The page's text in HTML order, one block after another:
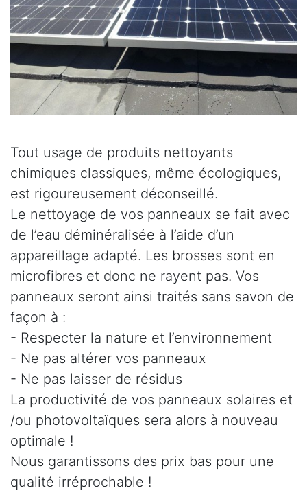
Tout usage de produits nettoyants
chimiques classiques, même écologiques,
est rigoureusement déconseillé.
Le nettoyage de vos panneaux se fait avec
de l’eau déminéralisée à l’aide d’un
appareillage adapté. Les brosses sont en
microfibres et donc ne rayent pas. Vos
panneaux seront ainsi traités sans savon de
façon à :
- Respecter la nature et l’environnement
- Ne pas altérer vos panneaux
- Ne pas laisser de résidus
La productivité de vos panneaux solaires et
/ou photovoltaïques sera alors à nouveau
optimale !
Nous garantissons des prix bas pour une
qualité irréprochable !